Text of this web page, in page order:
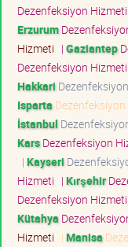
Dezenfeksiyon Hizmeti
Erzurum
Hizmeti | Gaziantep
Dezenfeksiyon Hizmeti
Hakkari
Isparta
İstanbul
KarsDezenfeksiyon
| Kayseri
Hizmeti | Kırşehir
Dezenfeksiyon Hizmeti
Kütahya
Hizmeti | Manisa